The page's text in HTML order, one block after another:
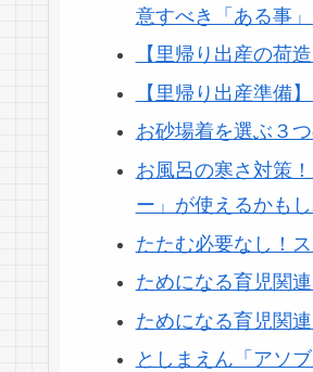
意すべき「ある事」
【里帰り出産の荷
【里帰り出産準備
お砂場着を選ぶ３
お風呂の寒さ対策
ー」が使えるかも
たたむ必要なし！
ためになる育児関
ためになる育児関
としまえん「アソ